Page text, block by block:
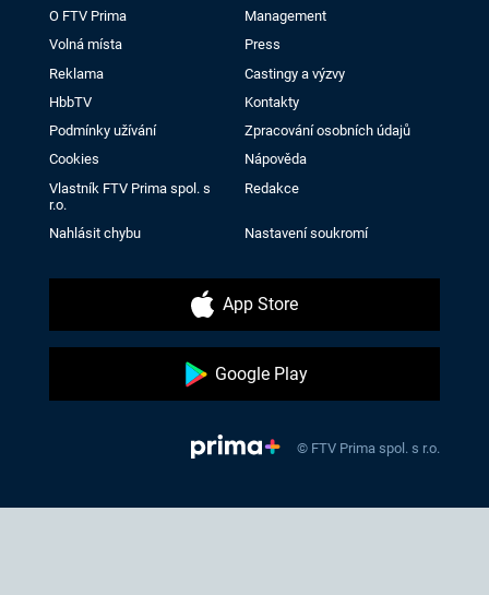
O FTV Prima
Management
Volná místa
Press
Reklama
Castingy a výzvy
HbbTV
Kontakty
Podmínky užívání
Zpracování osobních údajů
Cookies
Nápověda
Vlastník FTV Prima spol. s
r.o.
Redakce
Nahlásit chybu Nastavení soukromí
App Store
Google Play
© FTV Prima spol. s r.o.